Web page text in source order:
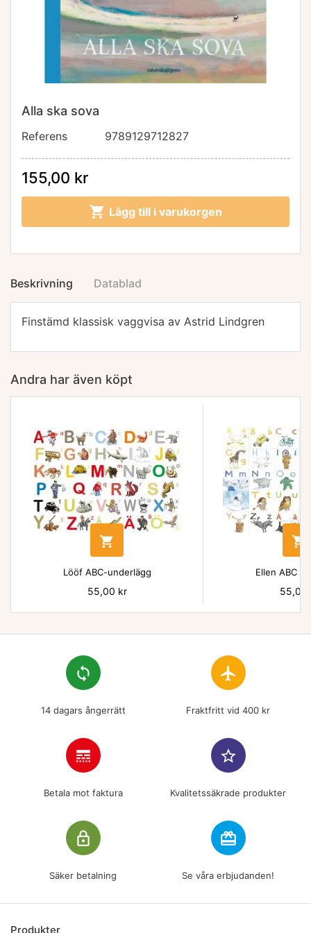
Alla ska sova
Referens 9789129712827
155,00 kr
 Lägg till i varukorgen
Beskrivning Datablad
Finstämd klassisk vaggvisa av Astrid Lindgren
Andra har även köpt

Lööf ABC-underlägg
Pris
55,00 kr

Ellen ABC
Pris
55,00
loop
14 dagars ångerrätt
flight
Fraktfritt vid 400 kr
line_style
Betala mot faktura
star_border
Kvalitetssäkrade produkter
lock_outline
Säker betalning
redeem
Se våra erbjudanden!
Produkter